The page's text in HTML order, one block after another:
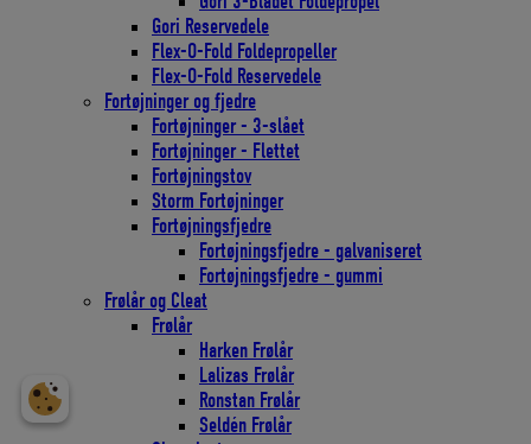
Gori Reservedele
Flex-O-Fold Foldepropeller
Flex-O-Fold Reservedele
Fortøjninger og fjedre
Fortøjninger - 3-slået
Fortøjninger - Flettet
Fortøjningstov
Storm Fortøjninger
Fortøjningsfjedre
Fortøjningsfjedre - galvaniseret
Fortøjningsfjedre - gummi
Frølår og Cleat
Frølår
Harken Frølår
Lalizas Frølår
Ronstan Frølår
Seldén Frølår